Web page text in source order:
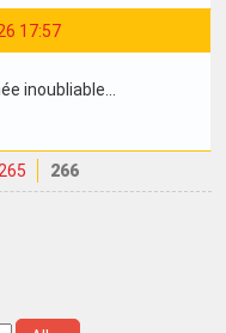
17:57
inoubliable...
265 266